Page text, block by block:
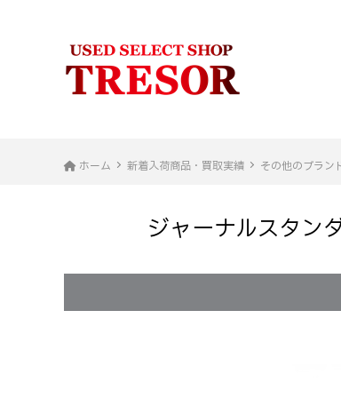
ホーム 新着入荷商品・買取実績 その他のブラン
ジャーナルスタン